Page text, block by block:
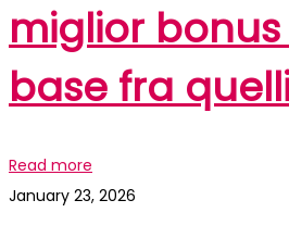
miglior
base fra
Read more
January 23, 2026